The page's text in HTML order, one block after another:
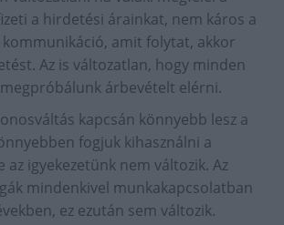
a hirdetési árainkat, nem káros a
amit folytat, akkor
Az is változatlan, hogy minden
árbevételt elérni.
kapcsán könnyebb lesz a
fogjuk kihasználni a
az igyekezetünk nem változik. Az
mindenkivel munkakapcsolatban
ez ezután sem változik.